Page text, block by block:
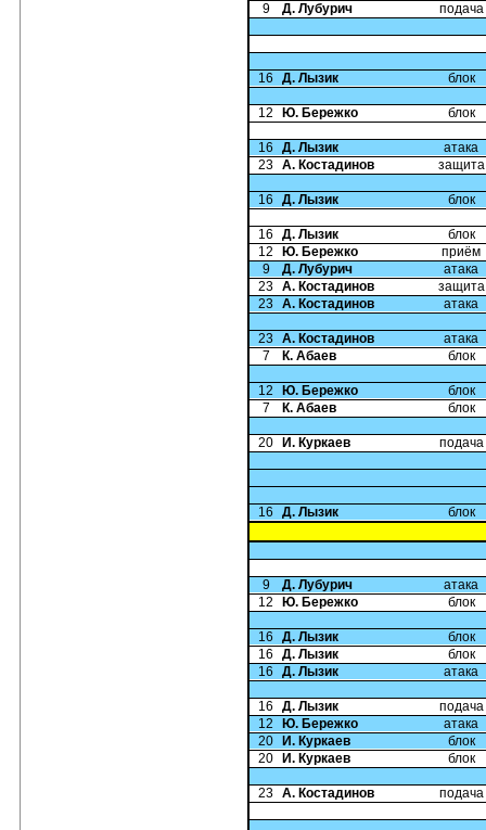
9
Д. Лубурич подача
16 Д. Лызик блок
12 Ю. Бережко блок
16 Д. Лызик
атака
23 А. Костадинов защита
16 Д. Лызик блок
16 Д. Лызик
блок
12
Ю. Бережко
приём
9
Д. Лубурич
атака
23 А. Костадинов
защита
23 А. Костадинов атака
23 А. Костадинов
атака
7
К. Абаев блок
12 Ю. Бережко
блок
7
К. Абаев блок
20 И. Куркаев подача
16 Д. Лызик блок
9 Д. Лубурич
атака
12
Ю. Бережко блок
16 Д. Лызик
блок
16
Д. Лызик
блок
16
Д. Лызик атака
16 Д. Лызик
подача
12
Ю. Бережко
атака
20
И. Куркаев
блок
20
И. Куркаев блок
23 А. Костадинов подача